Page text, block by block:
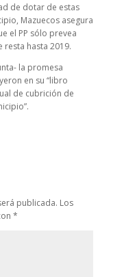
de dotar de estas
Mazuecos asegura
el PP sólo prevea
hasta 2019.
la promesa
en su “libro
de cubrición de
publicada. Los
*